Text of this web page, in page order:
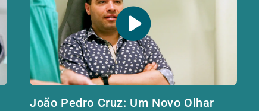
João Pedro Cruz: Um Novo Olhar